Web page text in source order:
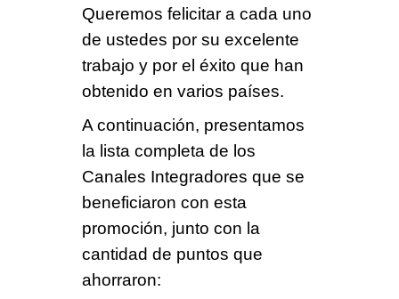
Queremos felicitar a cada uno
de ustedes por su excelente
trabajo y por el éxito que han
obtenido en varios países.
A continuación, presentamos
la lista completa de los
Canales Integradores que se
beneficiaron con esta
promoción, junto con la
cantidad de puntos que
ahorraron: